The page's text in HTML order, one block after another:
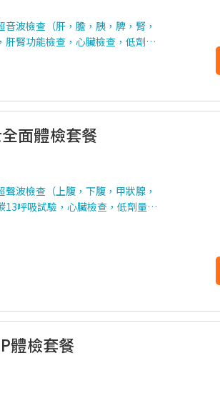
波檢查（肝，膽，胰，脾，腎，
肝腎功能檢查，心臟檢查，低劑…
面體檢套餐
波檢查（上腹，下腹，甲狀腺，
13呼吸試驗，心臟檢查，低劑量…
體檢套餐